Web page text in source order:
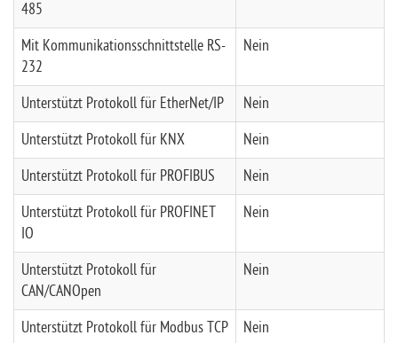
485
Mit Kommunikationsschnittstelle RS-
232
Nein
Unterstützt Protokoll für EtherNet/IP Nein
Unterstützt Protokoll für KNX Nein
Unterstützt Protokoll für PROFIBUS Nein
Unterstützt Protokoll für PROFINET
IO
Nein
Unterstützt Protokoll für
CAN/CANOpen
Nein
Unterstützt Protokoll für Modbus TCP Nein